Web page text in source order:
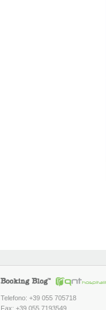
Telefono: +39 055 705718
Fax: +39 055 7193549